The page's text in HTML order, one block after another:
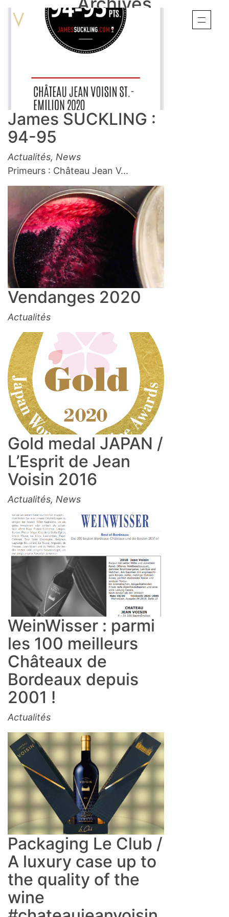
James SUCKLING :
94-95
Actualités, News
Primeurs : Château Jean V...
Vendanges 2020
Actualités
Gold medal JAPAN /
L’Esprit de Jean
Voisin 2016
Actualités, News
WeinWisser : parmi
les 100 meilleurs
Châteaux de
Bordeaux depuis
2001 !
Actualités
Packaging Le Club /
A luxury case up to
the quality of the
wine